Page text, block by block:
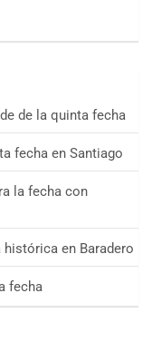
de la quinta fecha
fecha en Santiago
la fecha con
histórica en Baradero
fecha